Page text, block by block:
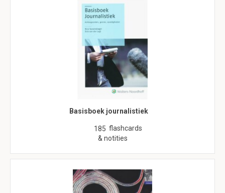
Basisboek journalistiek
185 flashcards
& notities